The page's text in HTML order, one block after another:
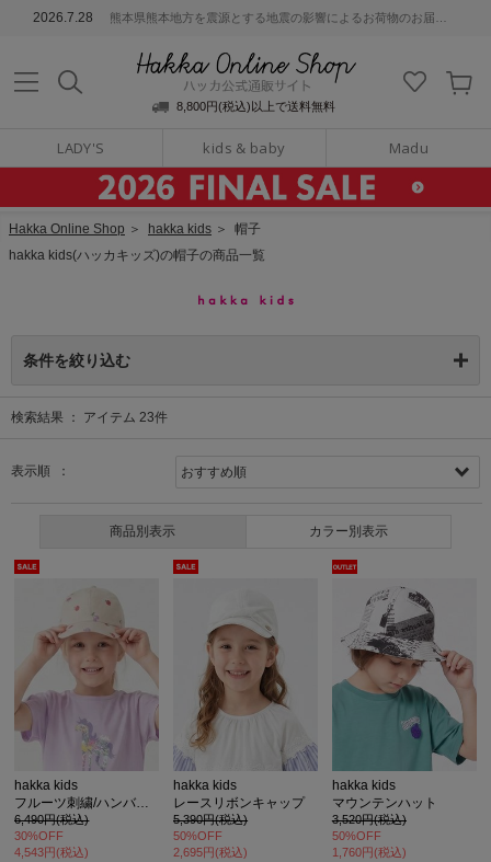
2026.7.28 熊本県熊本地方を震源とする地震の影響によるお荷物のお届けについて
8,800円(税込)以上で送料無料
LADY'S kids & baby Madu
通販サイト
Hakka Online Shop ＞ hakka kids ＞ 帽子
hakka kids(ハッカキッズ)の帽子の商品一覧
条件を絞り込む
検索結果 ： アイテム 23件
表示順 ：
商品別表示 カラー別表示
hakka kids
6,490円(税込)
30%OFF
4,543円(税込)
hakka kids
レースリボンキャップ
5,390円(税込)
50%OFF
2,695円(税込)
hakka kids
マウンテンハット
3,520円(税込)
50%OFF
1,760円(税込)